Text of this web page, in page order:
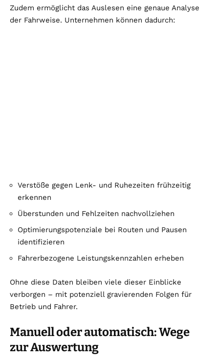
Zudem ermöglicht das Auslesen eine genaue Analyse
der Fahrweise. Unternehmen können dadurch:
Verstöße gegen Lenk- und Ruhezeiten frühzeitig
erkennen
Überstunden und Fehlzeiten nachvollziehen
Optimierungspotenziale bei Routen und Pausen
identifizieren
Fahrerbezogene Leistungskennzahlen erheben
Ohne diese Daten bleiben viele dieser Einblicke
verborgen – mit potenziell gravierenden Folgen für
Betrieb und Fahrer.
Manuell oder automatisch: Wege
zur Auswertung